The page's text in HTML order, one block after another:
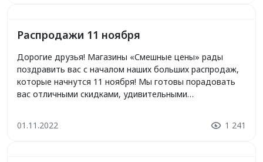
Распродажи 11 ноября
Дорогие друзья! Магазины «Смешные цены» рады
поздравить вас с началом наших больших распродаж,
которые начнутся 11 ноября! Мы готовы порадовать
вас отличными скидками, удивительными
шопингом и приобрести все, что вы давно хотели, по
01.11.2022 1 241